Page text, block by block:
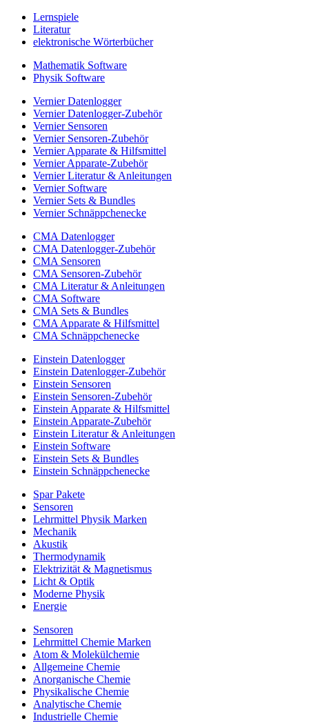
Lernspiele
Literatur
elektronische Wörterbücher
Mathematik Software
Physik Software
Vernier Datenlogger
Vernier Datenlogger-Zubehör
Vernier Sensoren
Vernier Sensoren-Zubehör
Vernier Apparate & Hilfsmittel
Vernier Apparate-Zubehör
Vernier Literatur & Anleitungen
Vernier Software
Vernier Sets & Bundles
Vernier Schnäppchenecke
CMA Datenlogger
CMA Datenlogger-Zubehör
CMA Sensoren
CMA Sensoren-Zubehör
CMA Literatur & Anleitungen
CMA Software
CMA Sets & Bundles
CMA Apparate & Hilfsmittel
CMA Schnäppchenecke
Einstein Datenlogger
Einstein Datenlogger-Zubehör
Einstein Sensoren
Einstein Sensoren-Zubehör
Einstein Apparate & Hilfsmittel
Einstein Apparate-Zubehör
Einstein Literatur & Anleitungen
Einstein Software
Einstein Sets & Bundles
Einstein Schnäppchenecke
Spar Pakete
Sensoren
Lehrmittel Physik Marken
Mechanik
Akustik
Thermodynamik
Elektrizität & Magnetismus
Licht & Optik
Moderne Physik
Energie
Sensoren
Lehrmittel Chemie Marken
Atom & Molekülchemie
Allgemeine Chemie
Anorganische Chemie
Physikalische Chemie
Analytische Chemie
Industrielle Chemie